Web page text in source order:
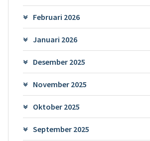
Februari 2026
Januari 2026
Desember 2025
November 2025
Oktober 2025
September 2025